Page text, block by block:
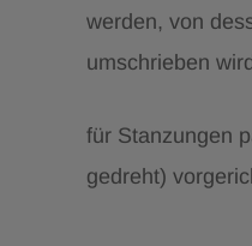
werden, von
umschrieben
für Stanzungen
gedreht)